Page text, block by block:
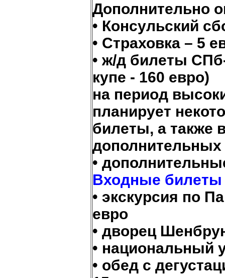
Дополнительно
• Консульский
• Страховка – 5
• ж/д билеты
купе - 160 евро)
на период
планирует
билеты, а также
дополнительных
•
Входные билеты
• экскурсия по
евро
• дворец
• национальный
• обед с